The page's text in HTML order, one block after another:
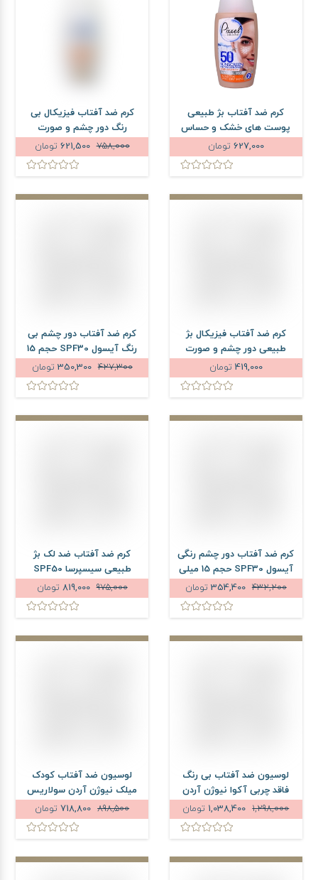
کرم ضد آفتاب بژ طبیعی
پوست های خشک و حساس
لیتر
627,000 تومان
کرم ضد آفتاب فیزیکال بی
رنگ دور چشم و صورت
پیکسل SPF35 حجم 50
میلی لیتر
758,000
621,500 تومان
کرم ضد آفتاب فیزیکال بژ
طبیعی دور چشم و صورت
میلی لیتر
419,000 تومان
کرم ضد آفتاب دور چشم بی
رنگ آیسول SPF30 حجم 15
میلی لیتر427,300
350,300 تومان
کرم ضد آفتاب دور چشم رنگی
آیسول SPF30 حجم 15 میلی
لیتر
432,200
354,400 تومان
کرم ضد آفتاب ضد لک بژ
طبیعی سیسپرسا SPF50
حجم 50 میلی لیتر
975,000
819,000 تومان
لوسیون ضد آفتاب بی رنگ
فاقد چربی آکوا نیوژن آردن
سولاریس SPF50 حجم 100
میلی لیتر
1,298,000 تومان
لوسیون ضد آفتاب کودک
میلک نیوژن آردن سولاریس
SPF50 حجم 100 میلی لیتر
898,500 تومان